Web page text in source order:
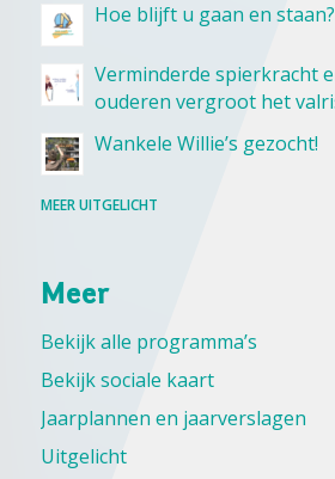
Hoe blijft u gaan en staan?
Verminderde spierkracht
ouderen vergroot het
Wankele Willie’s gezocht!
MEER UITGELICHT
Meer
Bekijk alle programma’s
Bekijk sociale kaart
Jaarplannen en jaarverslagen
Uitgelicht